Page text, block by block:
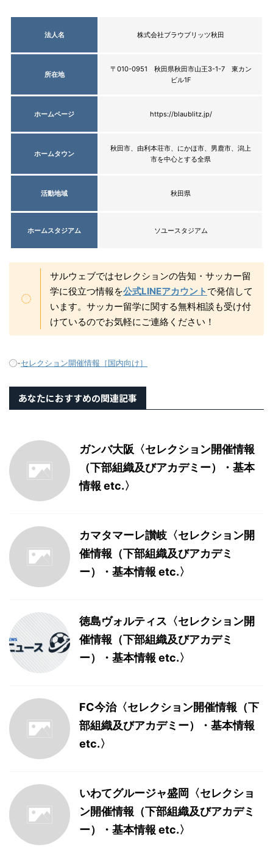
法人名 株式会社ブラウブリッツ秋田
所在地
〒010-0951 秋田県秋田市山王3-1-7 東カン
ビル1F
ホームページ https://blaublitz.jp/
ホームタウン
秋田市、由利本荘市、にかほ市、男鹿市、潟上
市を中心とする全県
活動地域 秋田県
ホームスタジアム ソユースタジアム
サルウェブではセレクションの告知・サッカー留
学に役立つ情報を公式LINEアカウント で発信して
います。サッカー留学に関する無料相談も受け付
けているのでお気軽にご連絡ください！
-セレクション開催情報［国内向け］
あなたにおすすめの関連記事
ガンバ大阪〈セレクション開催情報
（下部組織及びアカデミー）・基本
情報 etc.〉
カマタマーレ讃岐〈セレクション開
催情報（下部組織及びアカデミ
ー）・基本情報 etc.〉
徳島ヴォルティス〈セレクション開
催情報（下部組織及びアカデミ
ー）・基本情報 etc.〉
FC今治〈セレクション開催情報（下
部組織及びアカデミー）・基本情報
etc.〉
いわてグルージャ盛岡〈セレクショ
ン開催情報（下部組織及びアカデミ
ー）・基本情報 etc.〉